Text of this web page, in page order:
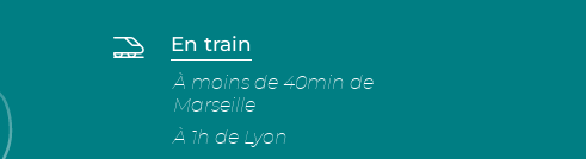
En train
À moins de 40min de
Marseille
À 1h de Lyon